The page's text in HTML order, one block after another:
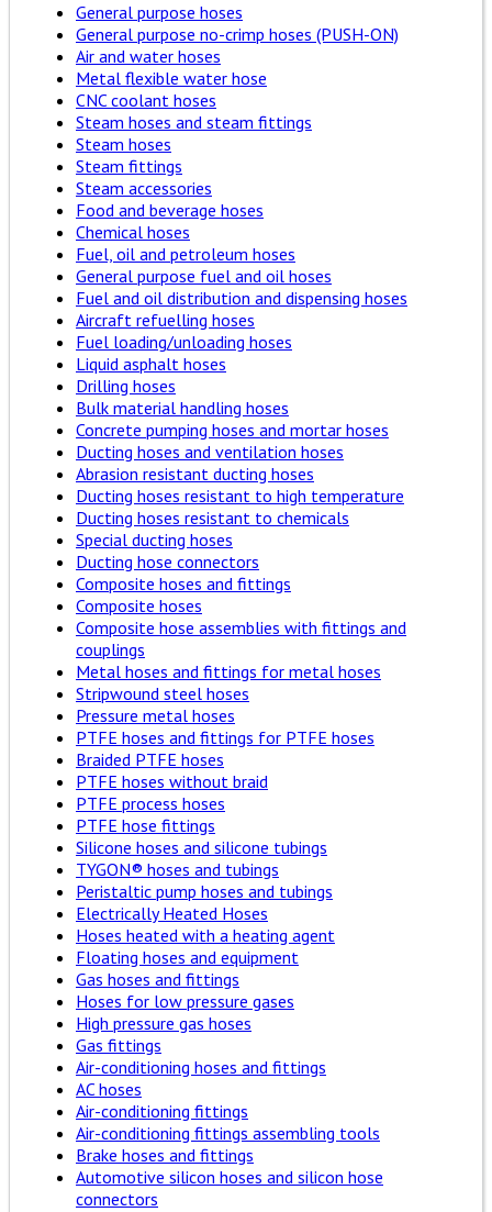
General purpose hoses
General purpose no-crimp hoses (PUSH-ON)
Air and water hoses
Metal flexible water hose
CNC coolant hoses
Steam hoses and steam fittings
Steam hoses
Steam fittings
Steam accessories
Food and beverage hoses
Chemical hoses
Fuel, oil and petroleum hoses
General purpose fuel and oil hoses
Fuel and oil distribution and dispensing hoses
Aircraft refuelling hoses
Fuel loading/unloading hoses
Liquid asphalt hoses
Drilling hoses
Bulk material handling hoses
Concrete pumping hoses and mortar hoses
Ducting hoses and ventilation hoses
Abrasion resistant ducting hoses
Ducting hoses resistant to high temperature
Ducting hoses resistant to chemicals
Special ducting hoses
Ducting hose connectors
Composite hoses and fittings
Composite hoses
Composite hose assemblies with fittings and
couplings
Metal hoses and fittings for metal hoses
Stripwound steel hoses
Pressure metal hoses
PTFE hoses and fittings for PTFE hoses
Braided PTFE hoses
PTFE hoses without braid
PTFE process hoses
PTFE hose fittings
Silicone hoses and silicone tubings
TYGON® hoses and tubings
Peristaltic pump hoses and tubings
Electrically Heated Hoses
Hoses heated with a heating agent
Floating hoses and equipment
Gas hoses and fittings
Hoses for low pressure gases
High pressure gas hoses
Gas fittings
Air-conditioning hoses and fittings
AC hoses
Air-conditioning fittings
Air-conditioning fittings assembling tools
Brake hoses and fittings
Automotive silicon hoses and silicon hose
connectors